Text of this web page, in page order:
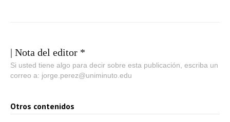
| Nota del editor *
Si usted tiene algo para decir sobre esta publicación, escriba un
correo a: jorge.perez@uniminuto.edu
Otros contenidos